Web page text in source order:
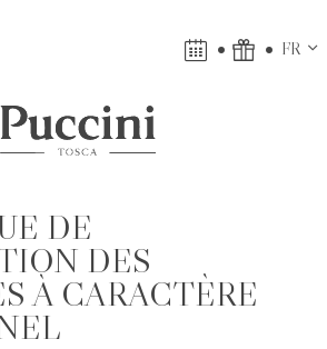
FR
DE
DES
À CARACTÈRE